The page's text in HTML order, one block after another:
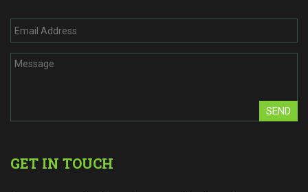
SEND
GET IN TOUCH